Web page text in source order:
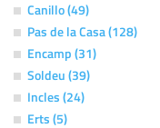
Canillo (49)
Pas de la Casa (128)
Encamp (31)
Soldeu (39)
Incles (24)
Erts (5)